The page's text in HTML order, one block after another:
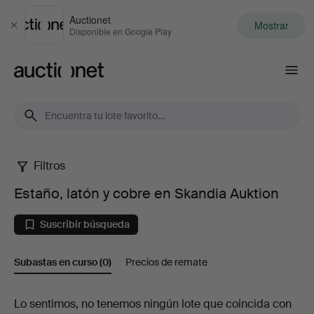
Cerrar
Auctionet
Disponible en Google Play Mostrar
Estaño,
latón
cobre
Filtros
Estaño, latón y cobre en Skandia Auktion
Suscribir búsqueda
Subastas en curso(0) Precios de remate
Subastas
Lo sentimos, no tenemos ningún lote que coincida con